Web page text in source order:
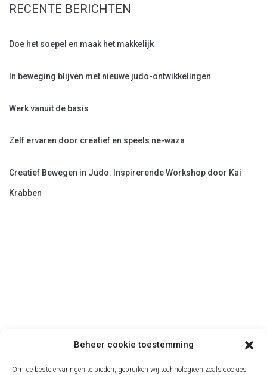
Beheer cookie toestemming
Om de beste ervaringen te bieden, gebruiken wij technologieën zoals cookies
RECENTE BERICHTEN
Doe het soepel en maak het makkelijk
In beweging blijven met nieuwe judo-ontwikkelingen
Werk vanuit de basis
Zelf ervaren door creatief en speels ne-waza
Creatief Bewegen in Judo: Inspirerende Workshop door Kai
Krabben